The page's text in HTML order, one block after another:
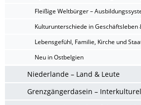
Fleißige Weltbürger –
Kulturunterschiede in Geschäftsleben
Lebensgefühl, Familie, Kirche und
Neu in Ostbelgien
Niederlande – Land & Leute
Grenzgängerdasein –